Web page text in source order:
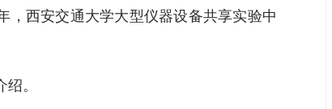
，西安交通大学大型仪器设备共享实验中
。